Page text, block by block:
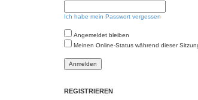
Ich habe mein Passwort vergessen
Angemeldet bleiben
Meinen Online-Status während dieser
REGISTRIEREN